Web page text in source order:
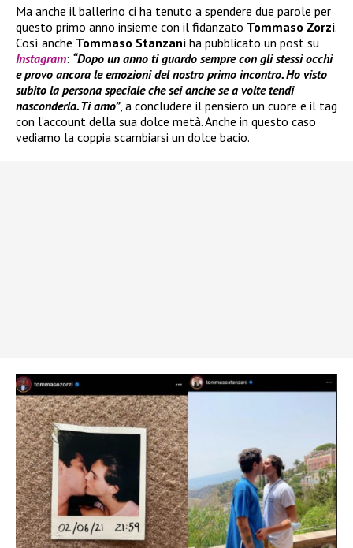
Ma anche il ballerino ci ha tenuto a spendere due parole per
questo primo anno insieme con il fidanzato Tommaso Zorzi.
Così anche Tommaso Stanzani ha pubblicato un post su
Instagram: “Dopo un anno ti guardo sempre con gli stessi occhi
e provo ancora le emozioni del nostro primo incontro. Ho visto
subito la persona speciale che sei anche se a volte tendi
nasconderla. Ti amo”, a concludere il pensiero un cuore e il tag
con l’account della sua dolce metà. Anche in questo caso
vediamo la coppia scambiarsi un dolce bacio.